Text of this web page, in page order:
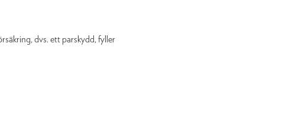
dvs. ett parskydd, fyller